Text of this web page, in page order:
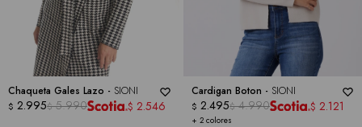
Chaqueta Gales Lazo - SIONI
$ 2.995$ 5.990 $ 2.546
Cardigan Boton - SIONI
+ 2 colores
$ 2.495$ 4.990 $ 2.121